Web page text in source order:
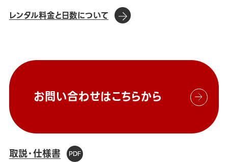
レンタル料金と日数について
お問い合わせはこちらから
取説・仕様書